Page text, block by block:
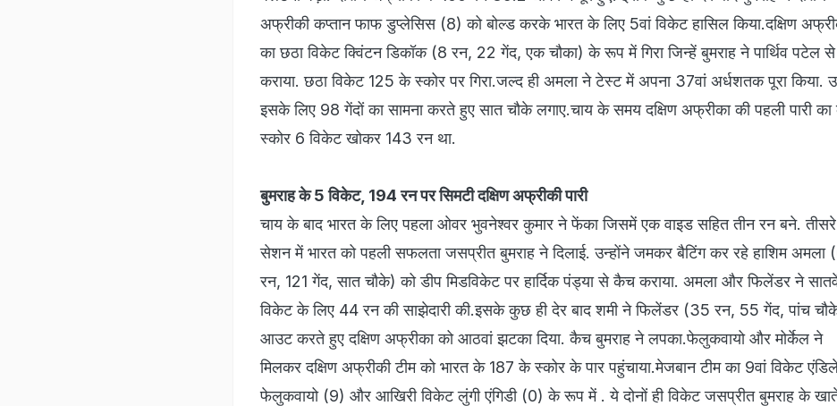
अफ्रीकी कप्‍तान फाफ डुप्‍लेसिस (8) को बोल्‍ड करके भारत के लिए 5वां विकेट हासिल किया.दक्षिण
का छठा विकेट क्विंटन डिकॉक (8 रन, 22 गेंद, एक चौका) के रूप में गिरा जिन्‍हें बुमराह ने पार्थिव पटेल
कराया. छठा विकेट 125 के स्‍कोर पर गिरा.जल्‍द ही अमला ने टेस्‍ट में अपना 37वां अर्धशतक पूरा किया.
इसके लिए 98 गेंदों का सामना करते हुए सात चौके लगाए.चाय के समय दक्षिण अफ्रीका की पहली पारी का
स्‍कोर 6 विकेट खोकर 143 रन था.
बुमराह के 5 विकेट, 194 रन पर सिमटी दक्षिण अफ्रीकी पारी
चाय के बाद भारत के लिए पहला ओवर भुवनेश्‍वर कुमार ने फेंका जिसमें एक वाइड सहित तीन रन बने. तीसरे
सेशन में भारत को पहली सफलता जसप्रीत बुमराह ने दिलाई. उन्‍होंने जमकर बैटिंग कर रहे हाशिम अमला
रन, 121 गेंद, सात चौके) को डीप मिडविकेट पर हार्दिक पंड्या से कैच कराया. अमला और फिलेंडर ने
विकेट के लिए 44 रन की साझेदारी की.इसके कुछ ही देर बाद शमी ने फिलेंडर (35 रन, 55 गेंद, पांच
आउट करते हुए दक्षिण अफ्रीका को आठवां झटका दिया. कैच बुमराह ने लपका.फेलुकवायो और मोर्केल ने
मिलकर दक्षिण अफ्रीकी टीम को भारत के 187 के स्‍कोर के पार पहुंचाया.मेजबान टीम का 9वां विकेट
फेलुकवायो (9) और आखिरी विकेट लुंगी एंगिडी (0) के रूप में . ये दोनों ही विकेट जसप्रीत बुमराह के